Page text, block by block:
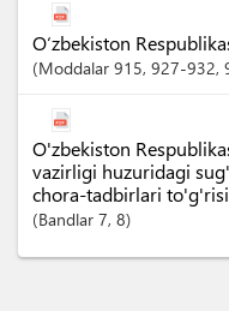
O‘zbekiston
Moddalar 915, 927-932,
O'zbekiston
vazirligi huzuridagi
chora-tadbirlari
Bandlar 7, 8